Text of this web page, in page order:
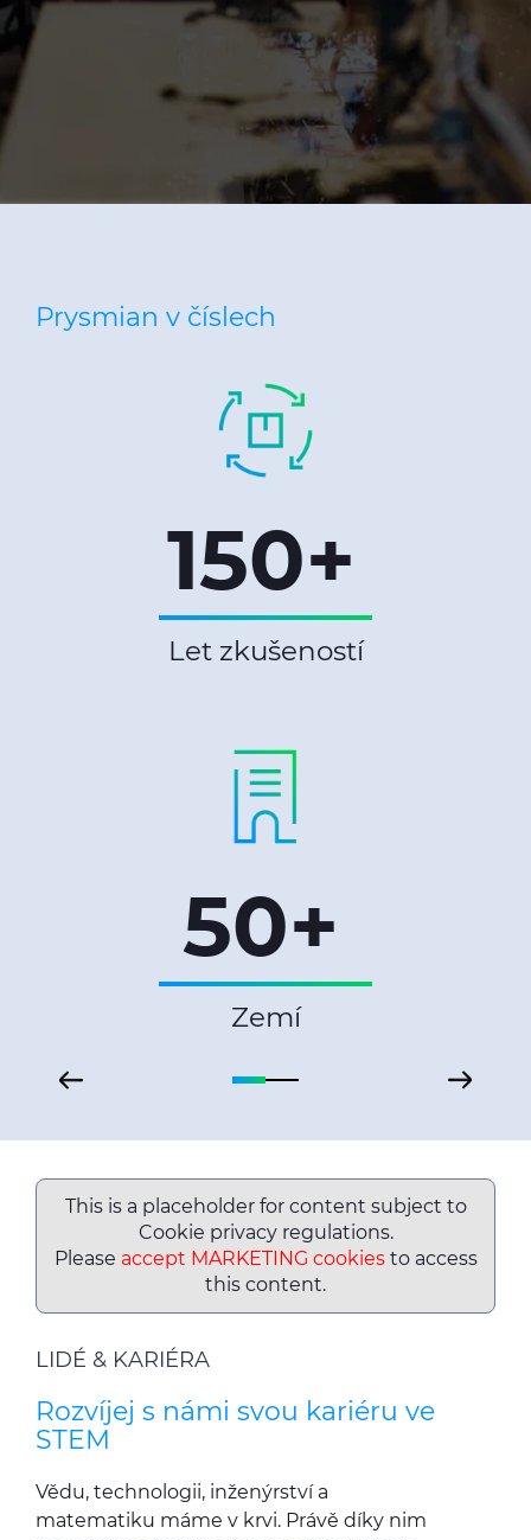
Prysmian v číslech
150+
Let zkušeností
50+
Zemí
This is a placeholder for content subject to
Cookie privacy regulations.
Please accept MARKETING cookiesto access
this content.
LIDÉ & KARIÉRA
Rozvíjej s námi svou kariéru ve
STEM
Vědu, technologii, inženýrství a
matematiku máme v krvi. Právě díky nim